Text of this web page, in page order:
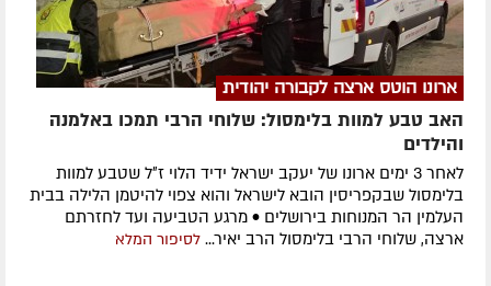
ארונו הוטס ארצה לקבורה יהודית
האב טבע למוות בלימסול: שלוחי הרבי תמכו באלמנה
והילדים
לאחר 3 ימים ארונו של יעקב ישראל ידיד הלוי ז״ל שטבע למוות
בלימסול שבקפריסין הובא לישראל והוא צפוי להיטמן הלילה בבית
העלמין הר המנוחות בירושלים • מרגע הטביעה ועד לחזרתם
ארצה, שלוחי הרבי בלימסול הרב יאיר... לסיפור המלא